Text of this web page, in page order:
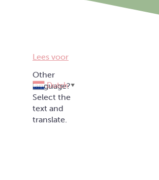
Lees voor
Dutch ▼